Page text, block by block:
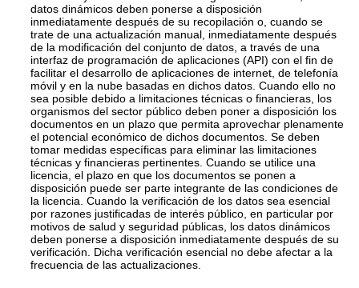
datos dinámicos deben ponerse a disposición
inmediatamente después de su recopilación o, cuando se
trate de una actualización manual, inmediatamente después
de la modificación del conjunto de datos, a través de una
interfaz de programación de aplicaciones (API) con el fin de
facilitar el desarrollo de aplicaciones de internet, de telefonía
móvil y en la nube basadas en dichos datos. Cuando ello no
sea posible debido a limitaciones técnicas o financieras, los
organismos del sector público deben poner a disposición los
documentos en un plazo que permita aprovechar plenamente
el potencial económico de dichos documentos. Se deben
tomar medidas específicas para eliminar las limitaciones
técnicas y financieras pertinentes. Cuando se utilice una
licencia, el plazo en que los documentos se ponen a
disposición puede ser parte integrante de las condiciones de
la licencia. Cuando la verificación de los datos sea esencial
por razones justificadas de interés público, en particular por
motivos de salud y seguridad públicas, los datos dinámicos
deben ponerse a disposición inmediatamente después de su
verificación. Dicha verificación esencial no debe afectar a la
frecuencia de las actualizaciones.